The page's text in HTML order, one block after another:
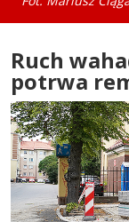
Ruch
potrwa